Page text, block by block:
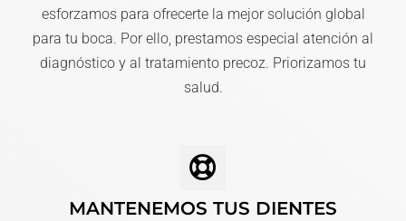
esforzamos para ofrecerte la mejor solución global
para tu boca. Por ello, prestamos especial atención al
diagnóstico y al tratamiento precoz. Priorizamos tu
salud.
MANTENEMOS TUS DIENTES